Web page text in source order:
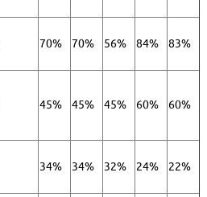
70% 70% 56% 84% 83%
45% 45% 45% 60% 60%
34% 34% 32% 24% 22%